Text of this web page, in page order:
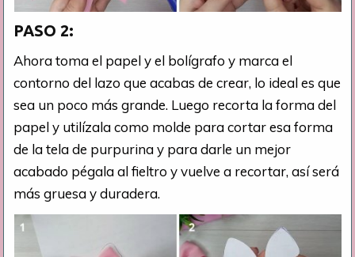
PASO 2:
Ahora toma el papel y el bolígrafo y marca el
contorno del lazo que acabas de crear, lo ideal es que
sea un poco más grande. Luego recorta la forma del
papel y utilízala como molde para cortar esa forma
de la tela de purpurina y para darle un mejor
acabado pégala al fieltro y vuelve a recortar, así será
más gruesa y duradera.